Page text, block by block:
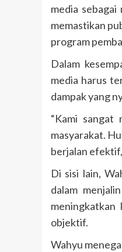
media
memastikan
program
Dalam
media harus
dampak yang
“Kami sangat
masyarakat.
berjalan
Di sisi lain,
dalam
meningkatkan
objektif.
Wahyu